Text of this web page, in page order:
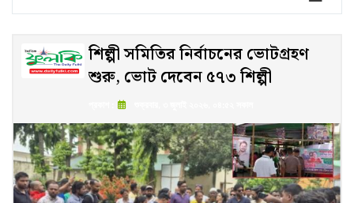
শিল্পী সমিতির নির্বাচনের ভোটগ্রহণ
শুরু, ভোট দেবেন ৫৭৩ শিল্পী